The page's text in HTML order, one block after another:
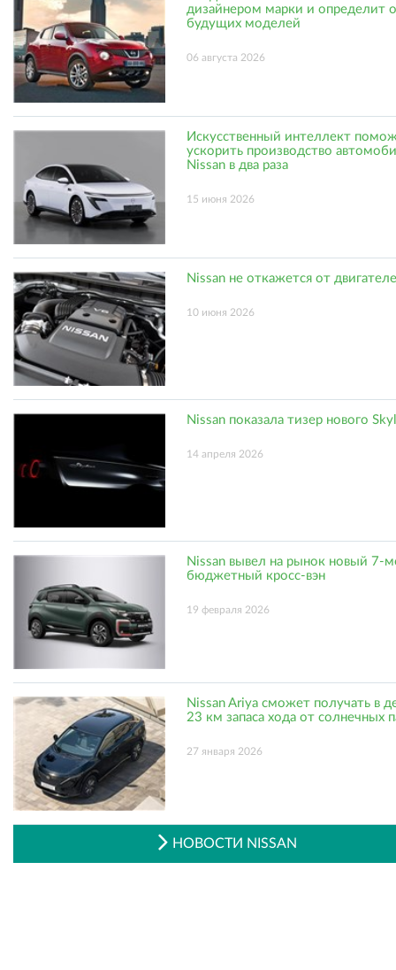
дизайнером марки и определит
будущих моделей
06 августа 2026
Искусственный интеллект
ускорить производство
Nissan в два раза
15 июня 2026
Nissan не откажется от
10 июня 2026
Nissan показала тизер нового
14 апреля 2026
Nissan вывел на рынок новый 7-
бюджетный кросс-вэн
19 февраля 2026
Nissan Ariya сможет получать в
23 км запаса хода от солнечных
27 января 2026
НОВОСТИ NISSAN